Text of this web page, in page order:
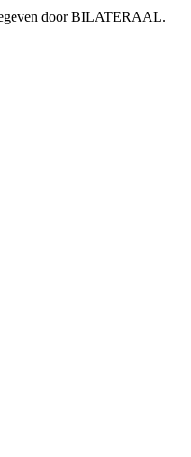
door BILATERAAL.